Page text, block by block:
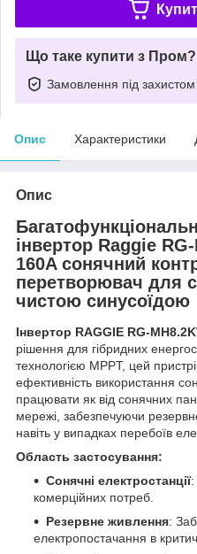
Що таке купити з Пром?
Замовлення під захистом
Опис Характеристики
Опис
інвертор Raggie
160A сонячний
перетворювач для
чистою синусоїдою
Інвертор RAGGIE RG-
рішення для гібридних
технологією MPPT, цей
ефективність використання
працювати як від сонячних
мережі, забезпечуючи
навіть у випадках перебоїв
Область застосування:
Сонячні електростанції:
комерційних потреб.
Резервне живлення:
електропостачання в